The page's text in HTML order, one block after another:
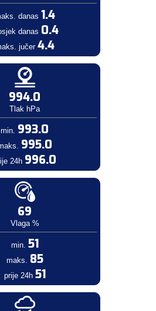
danas 1.4
danas 0.4
jučer 4.4
994.0
Tlak hPa
min. 993.0
995.0
24h 996.0
69
Vlaga %
min. 51
maks. 85
prije 24h 51